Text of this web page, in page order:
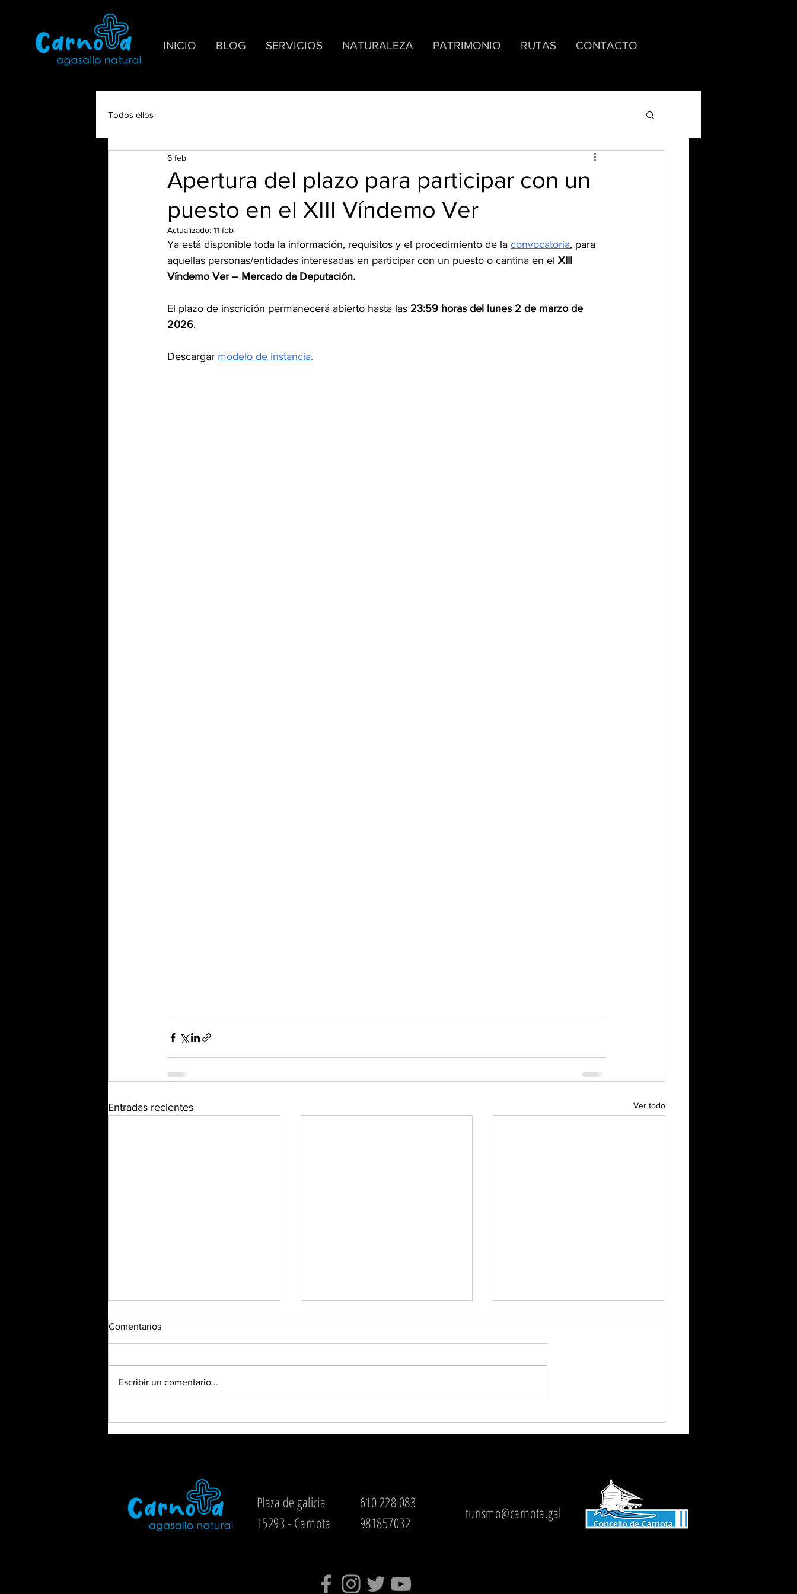
INICIO BLOG SERVICIOS NATURALEZA PATRIMONIO RUTAS CONTACTO
Todos ellos
Apertura del plazo para participar con un
puesto en el XIII Víndemo Ver
6 feb
Actualizado: 11 feb
Ya está disponible toda la información, requisitos y el procedimiento de la convocatoria, para
aquellas personas/entidades interesadas en participar con un puesto o cantina en el XIII
Víndemo Ver – Mercado da Deputación.
El plazo de inscrición permanecerá abierto hasta las 23:59 horas del lunes 2 de marzo de
2026.
Descargar modelo de instancia.
Entradas recientes Ver todo
Comentarios
Escribir un comentario...
Plaza de galicia
15293 - Carnota
610 228 083
981857032
turismo@carnota.gal